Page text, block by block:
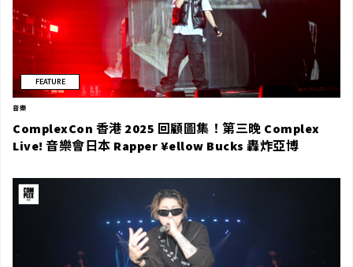
FEATURE
音樂
ComplexCon 香港 2025 回顧圖集！第三晚 Complex
Live! 音樂會日本 Rapper ¥ellow Bucks 轟炸亞博